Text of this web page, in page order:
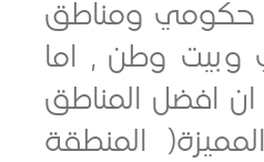
ومناطق
وطن , اما
المناطق
المنطقة